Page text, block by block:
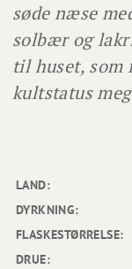
søde næse
solbær og
til huset, som
kultstatus
LAND:
DYRKNING:
FLASKESTØRRELSE:
DRUE: